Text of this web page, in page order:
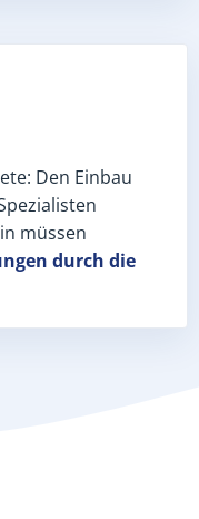
Den Einbau
müssen
durch die